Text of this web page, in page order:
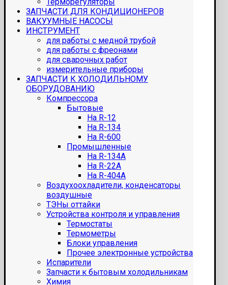
ЗАПЧАСТИ ДЛЯ КОНДИЦИОНЕРОВ
ВАКУУМНЫЕ НАСОСЫ
ИНСТРУМЕНТ
для работы с медной трубой
для работы с фреонами
для сварочных работ
измерительные приборы
ЗАПЧАСТИ К ХОЛОДИЛЬНОМУ
ОБОРУДОВАНИЮ
Компрессора
Бытовые
На R-12
На R-134
На R-600
Промышленные
На R-134A
На R-22A
На R-404A
Воздухоохладители, конденсаторы
воздушные
ТЭНы оттайки
Устройства контроля и управления
Термостаты
Термометры
Блоки управления
Прочее электронные устройства
Испарители
Запчасти к бытовым холодильникам
Химия